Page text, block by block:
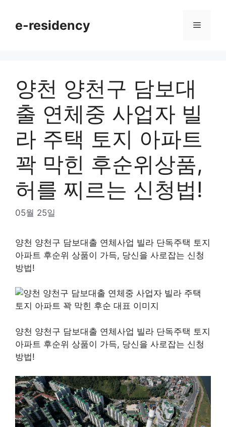
contente-residency Menu
양천 양천구 담보대
출 연체중 사업자 빌
라 주택 토지 아파트
꽉 막힌 후순위상품,
허를 찌르는 신청법!
05월 25일
양천 양천구 담보대출 연체사업 빌라 단독주택 토지
아파트 후순위 상품이 가득, 당신을 사로잡는 신청
방법!
양천 양천구 담보대출 연체사업 빌라 단독주택 토지
아파트 후순위 상품이 가득, 당신을 사로잡는 신청
방법!